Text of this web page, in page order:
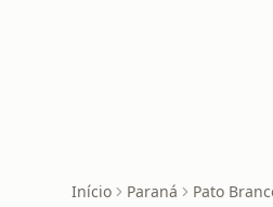
Início Paraná Pato